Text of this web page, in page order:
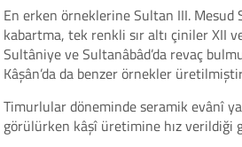
En erken örneklerine Sultan III. Mesud
kabartma, tek renkli sır altı çiniler XII
Sultâniye ve Sultanâbâd’da revaç
Kâşân’da da benzer örnekler
Timurlular döneminde seramik evânî
görülürken kâşî üretimine hız verildiği